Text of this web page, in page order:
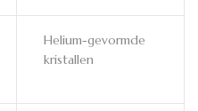
Helium-gevormde
kristallen